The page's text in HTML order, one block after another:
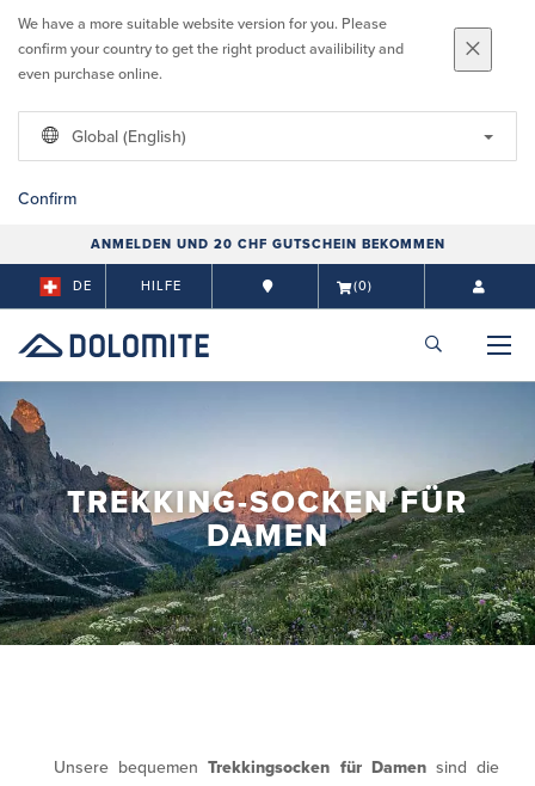
We have a more suitable website version for you. Please
confirm your country to get the right product availibility and
even purchase online.
Global (English)
Confirm
ANMELDEN UND 20 CHF GUTSCHEIN BEKOMMEN
DE HILFE (0)
TREKKING-SOCKEN FÜR
DAMEN
Unsere bequemenTrekkingsocken für Damen sind die